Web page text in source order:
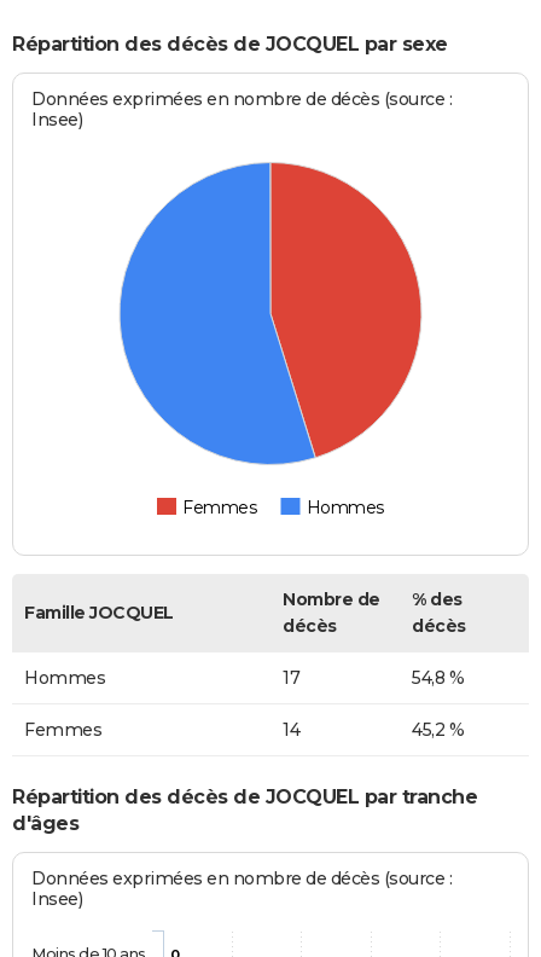
Répartition des décès de JOCQUEL par sexe
Données exprimées en nombre de décès (source :
Insee)
Femmes Hommes
Famille JOCQUEL
Nombre de
décès
% des
décès
Hommes 17 54,8 %
Femmes 14 45,2 %
Répartition des décès de JOCQUEL par tranche
d'âges
Données exprimées en nombre de décès (source :
Insee)